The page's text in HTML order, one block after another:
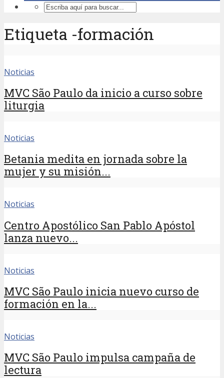
Etiqueta -formación
Noticias
MVC São Paulo da inicio a curso sobre
liturgia
Noticias
Betania medita en jornada sobre la
mujer y su misión...
Noticias
Centro Apostólico San Pablo Apóstol
lanza nuevo...
Noticias
MVC São Paulo inicia nuevo curso de
formación en la...
Noticias
MVC São Paulo impulsa campaña de
lectura